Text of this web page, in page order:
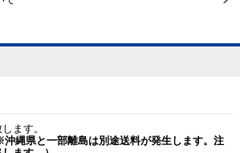
ます。
縄県と一部離島は別途送料が発生します。注